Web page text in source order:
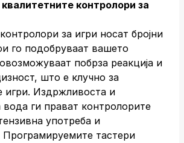
контролори за
за игри носат бројни
го подобруваат вашето
побрза реакција и
што е клучно за
игри. Издржливоста и
ги прават контролорите
употреба и
Програмируемите тастери